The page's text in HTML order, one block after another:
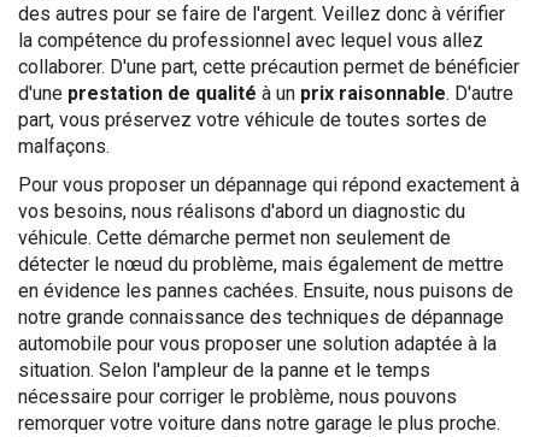
des autres pour se faire de l'argent. Veillez donc à vérifier
la compétence du professionnel avec lequel vous allez
collaborer. D'une part, cette précaution permet de bénéficier
d'une prestation de qualité à un prix raisonnable. D'autre
part, vous préservez votre véhicule de toutes sortes de
malfaçons.
Pour vous proposer un dépannage qui répond exactement à
vos besoins, nous réalisons d'abord un diagnostic du
véhicule. Cette démarche permet non seulement de
détecter le nœud du problème, mais également de mettre
en évidence les pannes cachées. Ensuite, nous puisons de
notre grande connaissance des techniques de dépannage
automobile pour vous proposer une solution adaptée à la
situation. Selon l'ampleur de la panne et le temps
nécessaire pour corriger le problème, nous pouvons
remorquer votre voiture dans notre garage le plus proche.